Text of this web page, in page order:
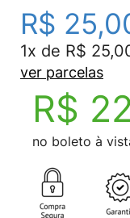
R$
1x de R$
ver parcelas
R$
no boleto à